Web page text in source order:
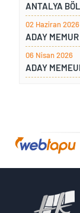
02 Haziran 2026
06 Nisan 2026